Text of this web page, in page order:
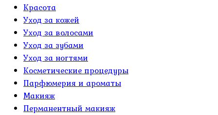
Красота
Уход за кожей
Уход за волосами
Уход за зубами
Уход за ногтями
Косметические процедуры
Парфюмерия и ароматы
Макияж
Перманентный макияж